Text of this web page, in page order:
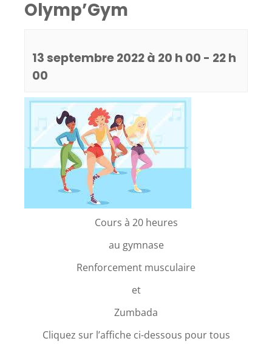
Olymp’Gym
13 septembre 2022 à 20 h 00 - 22 h
00
Cours à 20 heures
au gymnase
Renforcement musculaire
et
Zumbada
Cliquez sur l’affiche ci-dessous pour tous